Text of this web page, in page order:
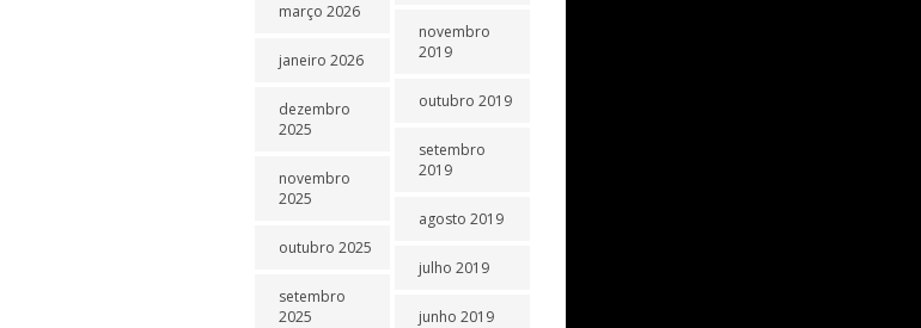
março 2026
janeiro 2026
dezembro
2025
novembro
2025
outubro 2025
setembro
2025
novembro
2019
outubro 2019
setembro
2019
agosto 2019
julho 2019
junho 2019